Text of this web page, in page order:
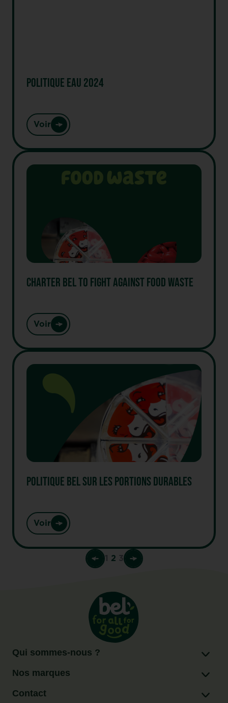
POLITIQUE EAU 2024
Voir
CHARTER BEL TO FIGHT AGAINST FOOD WASTE
Voir
POLITIQUE BEL SUR LES PORTIONS DURABLES
Voir
1 2
Qui sommes-nous ?
Nos marques
Contact